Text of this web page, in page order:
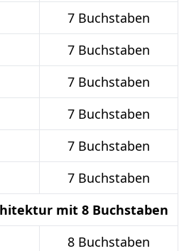
7 Buchstaben
7 Buchstaben
7 Buchstaben
7 Buchstaben
7 Buchstaben
7 Buchstaben
mit 8 Buchstaben
8 Buchstaben